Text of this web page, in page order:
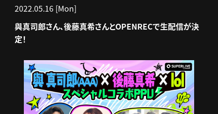
2022.05.16 [Mon]
與真司郎さん、後藤真希さんとOPENRECで生配信が決
定！